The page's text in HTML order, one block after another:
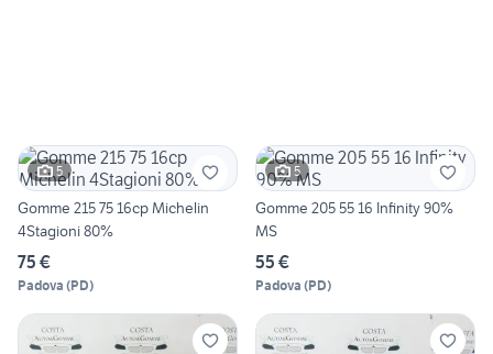
5
Gomme 215 75 16cp Michelin
4Stagioni 80%
75 €
Padova (PD)
5
Gomme 205 55 16 Infinity 90%
MS
55 €
Padova (PD)